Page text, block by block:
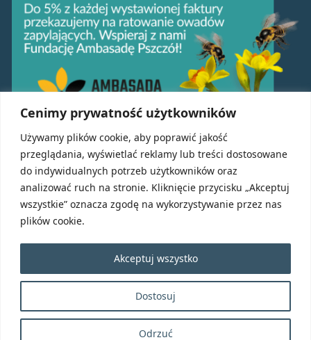
Cenimy prywatność użytkowników
Używamy plików cookie, aby poprawić jakość
przeglądania, wyświetlać reklamy lub treści dostosowane
do indywidualnych potrzeb użytkowników oraz
analizować ruch na stronie. Kliknięcie przycisku „Akceptuj
wszystkie” oznacza zgodę na wykorzystywanie przez nas
plików cookie.
Dostosuj
Odrzuć
Akceptuj wszystko
Usługi MrOffice
Sprzątanie powierzchni biurowych Wrocław
Sprzątanie hal i magazynów Wrocław
Sprzątanie domów i mieszkań Wrocław
Mycie okien, szyb i elewacji Wrocław
Mycie paneli fotowoltanicznych Wrocław